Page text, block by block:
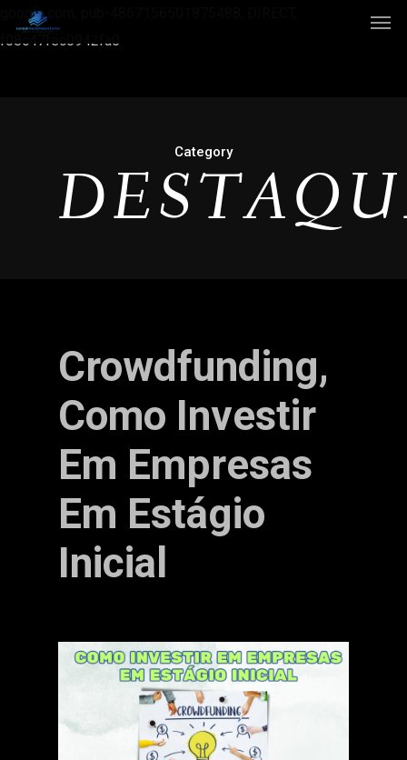
google.com, pub-4867156501875488, DIRECT,
f08c47fec0942fa0
Category
Crowdfunding,
Como Investir
Em Empresas
Em Estágio
Inicial